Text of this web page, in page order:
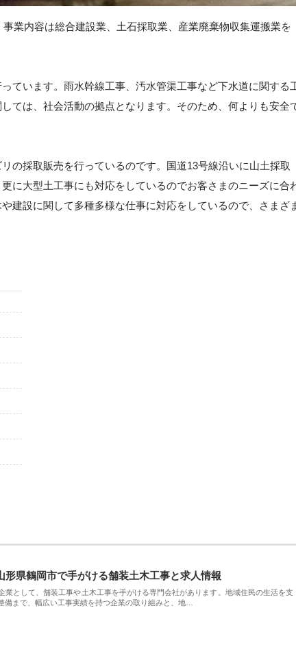
業内容は総合建設業、土石採取業、産業廃棄物収集運搬業を
ています。雨水幹線工事、汚水管渠工事など下水道に関する
ては、社会活動の拠点となります。そのため、何よりも安全
の採取販売を行っているのです。国道13号線沿いに山土採取
に大型土工事にも対応をしているのでお客さまのニーズに合
建設に関して多種多様な仕事に対応をしているので、さまざ
県鶴岡市で手がける舗装土木工事と求人情報
業として、舗装工事や土木工事を手がける専門会社があります。地域住民の生活を支
備まで、幅広い工事実績を持つ企業の取り組みと、地…